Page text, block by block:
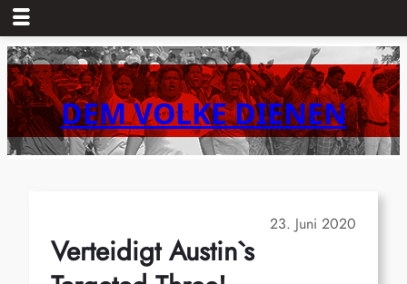
Zum
Inhalt
springenDEM VOLKE DIENEN
23. Juni 2020
Verteidigt Austin`s